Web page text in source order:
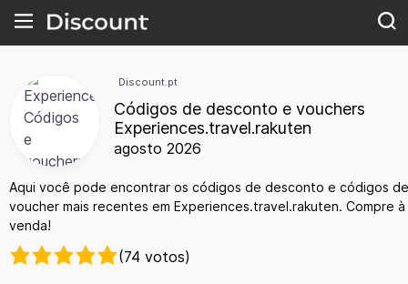
Discount.pt
Códigos de desconto e vouchers
Experiences.travel.rakuten
agosto 2026
Aqui você pode encontrar os códigos de desconto e códigos de
voucher mais recentes em Experiences.travel.rakuten. Compre à
venda!
(74 votos)